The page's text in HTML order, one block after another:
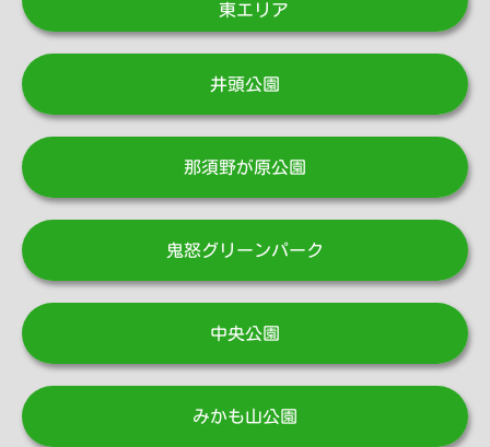
東エリア
井頭公園
那須野が原公園
鬼怒グリーンパーク
中央公園
みかも山公園